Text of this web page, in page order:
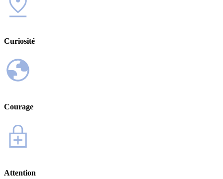
Curiosité
Courage
Attention